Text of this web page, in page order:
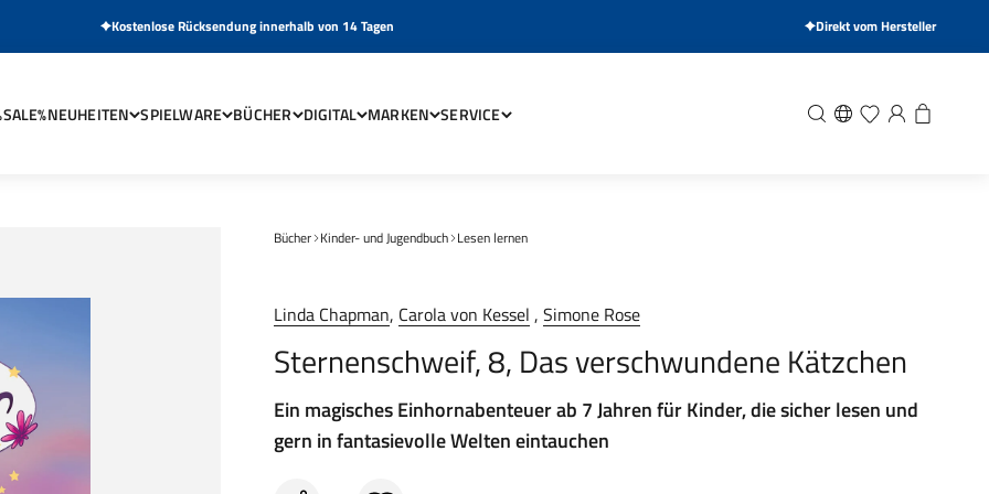
Kostenlose Rücksendung innerhalb von 14 Tagen Direkt vom Hersteller
NEUHEITEN SPIELWARE BÜCHER DIGITAL MARKEN SERVICE Suche Wunschliste
Anmelden
Bücher Kinder- und Jugendbuch Lesen lernen
Linda Chapman, Carola von Kessel , Simone Rose
Sternenschweif, 8, Das verschwundene Kätzchen
Ein magisches Einhornabenteuer ab 7 Jahren für Kinder, die sicher lesen und
gern in fantasievolle Welten eintauchen